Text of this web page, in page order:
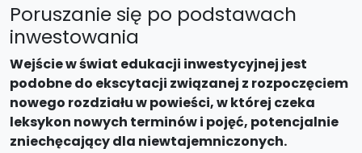
Poruszanie się po podstawach
inwestowania
Wejście w świat edukacji inwestycyjnej jest
podobne do ekscytacji związanej z rozpoczęciem
nowego rozdziału w powieści, w której czeka
leksykon nowych terminów i pojęć, potencjalnie
zniechęcający dla niewtajemniczonych.